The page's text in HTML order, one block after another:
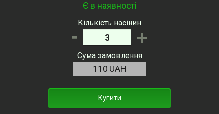
Є в наявності
Кількість насінин
- +
Сума замовлення
Купити